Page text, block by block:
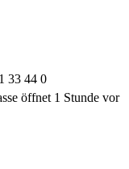
33 44 0
öffnet 1 Stunde vor